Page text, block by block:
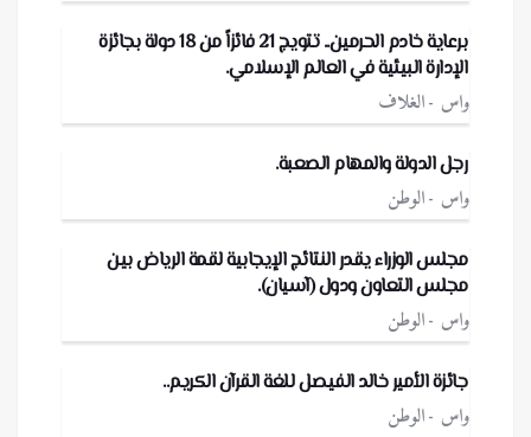
برعاية خادم الحرمين.. تتويج 21 فائزاً من 18 دولة بجائزة
الإدارة البيئية في العالم الإسلامي.
واس الغلاف
رجل الدولة والمهام الصعبة.
واس الوطن
مجلس الوزراء يقدر النتائج الإيجابية لقمة الرياض بين
مجلس التعاون ودول (آسيان).
واس الوطن
جائزة الأمير خالد الفيصل للغة القرآن الكريم..
واس الوطن